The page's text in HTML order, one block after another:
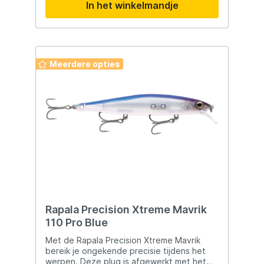
In het winkelmandje
Meerdere opties
Rapala Precision Xtreme Mavrik
110 Pro Blue
Met de Rapala Precision Xtreme Mavrik
bereik je ongekende precisie tijdens het
werpen. Deze plug is afgewerkt met het